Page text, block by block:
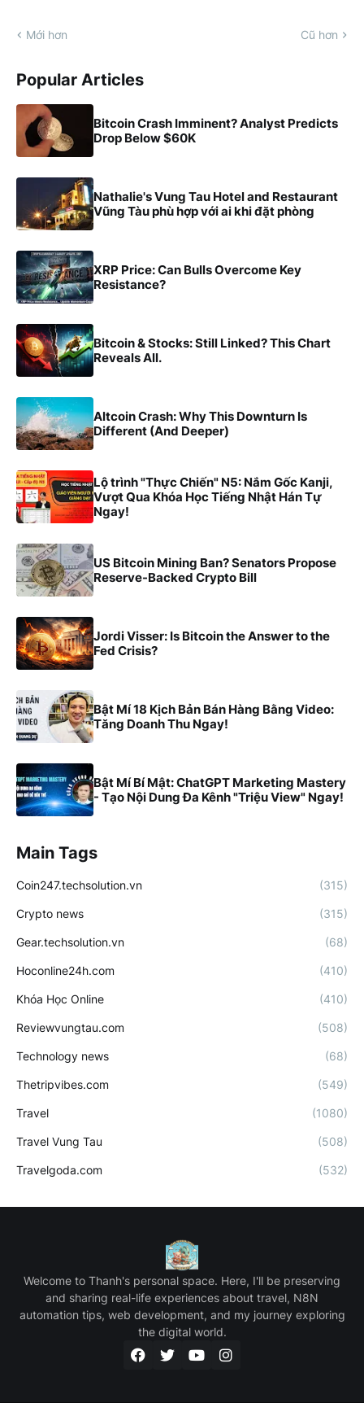
Mới hơn Cũ hơn
Popular Articles
Bitcoin Crash Imminent? Analyst Predicts
Drop Below $60K
Nathalie's Vung Tau Hotel and Restaurant
Vũng Tàu phù hợp với ai khi đặt phòng
XRP Price: Can Bulls Overcome Key
Resistance?
Bitcoin & Stocks: Still Linked? This Chart
Reveals All.
Altcoin Crash: Why This Downturn Is
Different (And Deeper)
Lộ trình "Thực Chiến" N5: Nắm Gốc Kanji,
Vượt Qua Khóa Học Tiếng Nhật Hán Tự
Ngay!
US Bitcoin Mining Ban? Senators Propose
Reserve-Backed Crypto Bill
Jordi Visser: Is Bitcoin the Answer to the
Fed Crisis?
Bật Mí 18 Kịch Bản Bán Hàng Bằng Video:
Tăng Doanh Thu Ngay!
Bật Mí Bí Mật: ChatGPT Marketing Mastery
- Tạo Nội Dung Đa Kênh "Triệu View" Ngay!
Main Tags
Coin247.techsolution.vn (315)
Crypto news (315)
Gear.techsolution.vn (68)
Hoconline24h.com (410)
Khóa Học Online (410)
Reviewvungtau.com (508)
Technology news (68)
Thetripvibes.com (549)
Travel (1080)
Travel Vung Tau (508)
Travelgoda.com (532)
Welcome to Thanh's personal space. Here, I'll be preserving
and sharing real-life experiences about travel, N8N
automation tips, web development, and my journey exploring
the digital world.